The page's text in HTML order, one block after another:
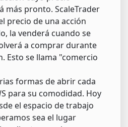
más pronto. ScaleTrader
precio de una acción
la venderá cuando se
a comprar durante
Esto se llama "comercio
formas de abrir cada
para su comodidad. Hoy
el espacio de trabajo
sea el lugar